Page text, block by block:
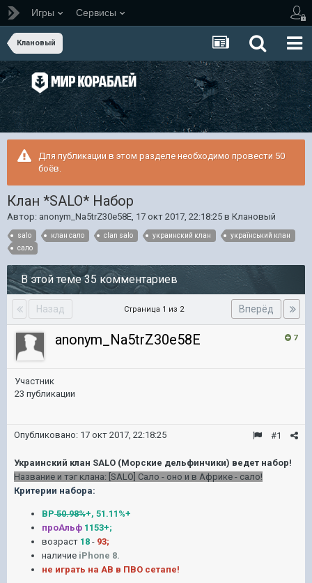
Игры Сервисы
Клановый
Для публикации в этом разделе необходимо провести 50
боёв.
Клан *SALO* Набор
Автор: anonym_Na5trZ30e58E, 17 окт 2017, 22:18:25 в Клановый
salo клан сало clan salo украинский клан
український клан
сало
В этой теме 35 комментариев
Назад Вперёд
Страница 1 из 2
7
anonym_Na5trZ30e58E
Участник
23 публикации
#1
Опубликовано: 17 окт 2017, 22:18:25
Украинский клан SALO (Морские дельфинчики) ведет набор!
Название и тэг клана: [SALO] Сало - оно и в Африке - cало!
Критерии набора:
ВР50.98%+, 51.11%+
проАльф 1153+;
возраст 18 - 93;
наличие iPhone 8.
не играть на АВ в ПВО сетапе!